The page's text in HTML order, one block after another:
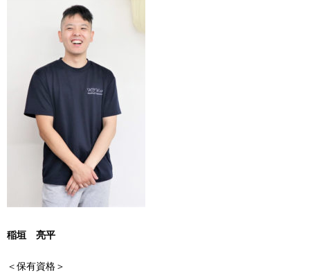
稲垣 亮平
＜保有資格＞